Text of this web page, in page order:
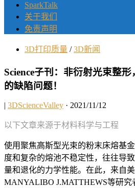
SparkTalk
关于我们
免责声明
3D打印质量 / 3D新闻
Science子刊：非衍射光束整
的缺陷问题！
| 3DScienceValley · 2021/11/12
以下文章来源于材料科学与工程
使用聚焦高斯型光束的粉末床熔基
度和复杂的熔池不稳定性，往往导
量和退化的力学性能。在此，来自
MANYALIBO J.MATTHEWS等研